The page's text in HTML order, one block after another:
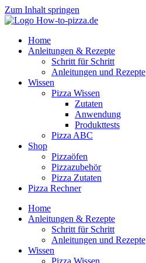
Zum Inhalt springen
Home
Anleitungen & Rezepte
Schritt für Schritt
Anleitungen und Rezepte
Wissen
Pizza Wissen
Zutaten
Anwendung
Produkttests
Pizza ABC
Shop
Pizzaöfen
Pizzazubehör
Pizza Zutaten
Pizza Rechner
Home
Anleitungen & Rezepte
Schritt für Schritt
Anleitungen und Rezepte
Wissen
Pizza Wissen